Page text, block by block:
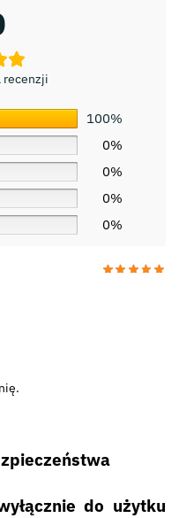
recenzji
100%
0%
0%
0%
0%
do użytku